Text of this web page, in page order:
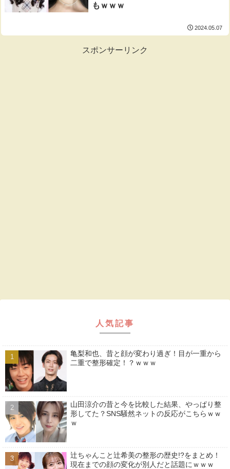
もｗｗｗ
2024.05.07
スポンサーリンク
人気記事
亀梨和也、昔と顔が変わり過ぎ！目が一重から
二重で整形確定！？ｗｗｗ
山田涼介の昔と今を比較した結果、やっぱり整
形してた？SNS騒然ネットの反応がこちらｗｗ
ｗ
辻ちゃんこと辻希美の整形の歴史!?をまとめ！
現在までの顔の変化が別人だと話題にｗｗｗ